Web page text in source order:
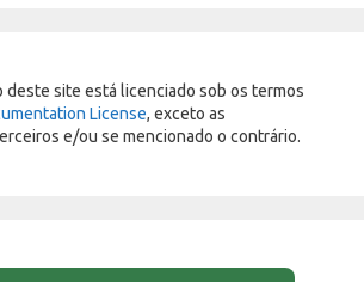
deste site está licenciado sob os termos
License, exceto as
e/ou se mencionado o contrário.